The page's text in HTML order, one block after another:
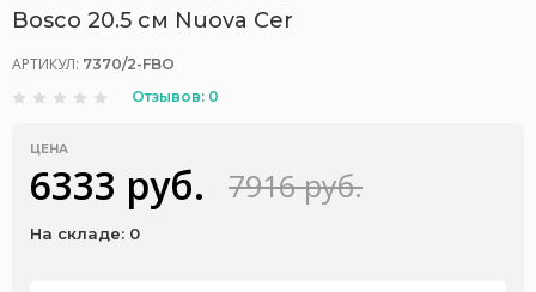
Bosco 20.5 см Nuova Cer
АРТИКУЛ: 7370/2-FBO
Отзывов: 0
ЦЕНА
6333 руб. 7916 руб.
На складе: 0